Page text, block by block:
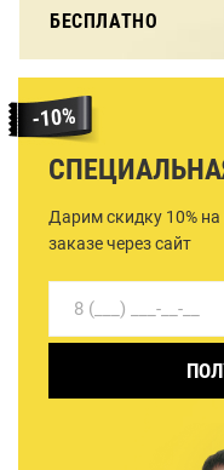
БЕСПЛАТНО
Дарим скидку 10%
заказе через сайт